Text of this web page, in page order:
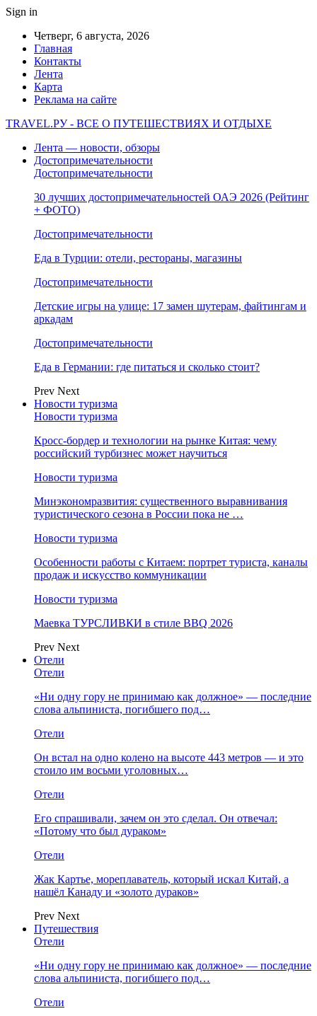
Sign in
Четверг, 6 августа, 2026
Главная
Контакты
Лента
Карта
Реклама на сайте
TRAVEL.РУ - ВСЕ О ПУТЕШЕСТВИЯХ И ОТДЫХЕ
Лента — новости, обзоры
Достопримечательности
Достопримечательности
30 лучших достопримечательностей ОАЭ 2026 (Рейтинг
+ ФОТО)
Достопримечательности
Еда в Турции: отели, рестораны, магазины
Достопримечательности
Детские игры на улице: 17 замен шутерам, файтингам и
аркадам
Достопримечательности
Еда в Германии: где питаться и сколько стоит?
Prev Next
Новости туризма
Новости туризма
Кросс-бордер и технологии на рынке Китая: чему
российский турбизнес может научиться
Новости туризма
Минэкономразвития: существенного выравнивания
туристического сезона в России пока не …
Новости туризма
Особенности работы с Китаем: портрет туриста, каналы
продаж и искусство коммуникации
Новости туризма
Маевка ТУРСЛИВКИ в стиле BBQ 2026
Prev Next
Отели
Отели
«Ни одну гору не принимаю как должное» — последние
слова альпиниста, погибшего под…
Отели
Он встал на одно колено на высоте 443 метров — и это
стоило им восьми уголовных…
Отели
Его спрашивали, зачем он это сделал. Он отвечал:
«Потому что был дураком»
Отели
Жак Картье, мореплаватель, который искал Китай, а
нашёл Канаду и «золото дураков»
Prev Next
Путешествия
Отели
«Ни одну гору не принимаю как должное» — последние
слова альпиниста, погибшего под…
Отели